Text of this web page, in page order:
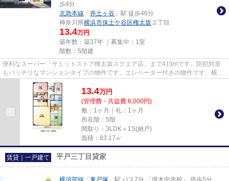
歩4分
京急本線 「 井土ヶ谷 」駅 徒歩46分
神奈川県横浜市保土ケ谷区権太坂 ２丁目
13.4万円
築年数：築37年 ｜募集中： 1室
階数：5階建
便利なスーパー「サミットストア権太坂スクエア店」まで419mです。防犯対策
もバッチリなマンションタイプの物件です。エレベーター付きの物件です。横浜
市保土ケ谷区エリアの賃貸情報...
13.4万円
(管理費・共益費 6,000円)
敷：1ヶ月｜礼：1ヶ月
所在階：5階
間取り：3LDK＋1S(納戸)
面積：83.17㎡
賃貸｜一戸建て 平戸三丁目貸家
横須賀線 「 東戸塚 」駅 バス7分 「境木中学校」 停歩5分